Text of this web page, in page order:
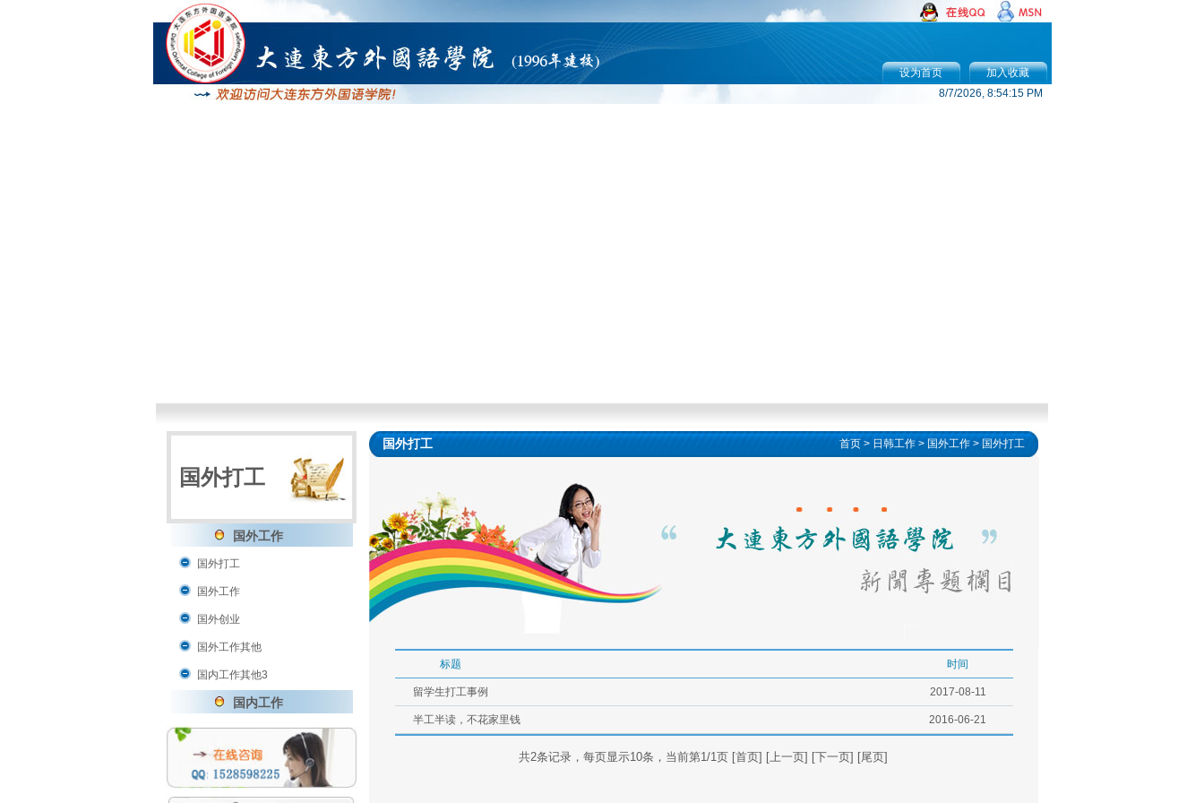
设为首页
加入收藏
8/7/2026, 8:54:15 PM
国外打工
国外工作
国外打工
国外工作
国外创业
国外工作其他
国内工作其他3
国内工作
国外打工 首页 > 日韩工作 > 国外工作 > 国外打工
标题 时间
留学生打工事例 2017-08-11
半工半读，不花家里钱 2016-06-21
共2条记录，每页显示10条，当前第1/1页 [首页] [上一页] [下一页] [尾页]